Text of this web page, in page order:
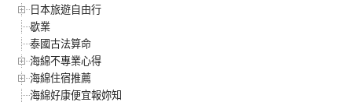
日本旅遊自由行
歇業
泰國古法算命
海綿不專業心得
海綿住宿推薦
海綿好康便宜報妳知